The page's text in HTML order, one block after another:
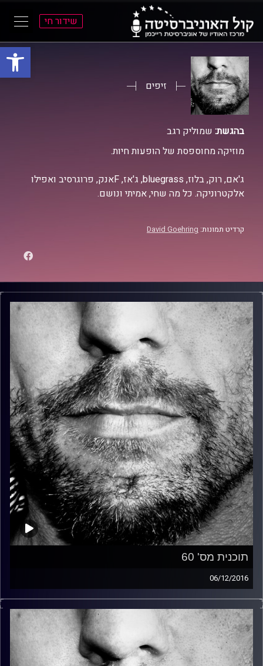
פתח
התפריט
הראשי
התוכן
הראשי
שידור חי
זיפים
בהגשת: שמוליק רגב
מוזיקה מחוספסת של הופעות חיות.
ג'אם, רוק, בלוז, bluegrass, ג'אז, Fאנק, פרוגרסיב ואפילו
אלקטרוניקה. כל מה שחי, אמיתי ונושם.
קרדיט תמונות: David Goehring
תוכנית מס' 60
06/12/2016
זיפים, מוזיקה מחוספסת של הופעות חיות. הרבה ג'אם, רוק,
בלוז, bluegrass, ג'אז, Fאנק, פרוגרסיב ואפילו אלקטרוניקה.
כל מה שחי, אמיתי ונושם.
עם שמוליק רגב.